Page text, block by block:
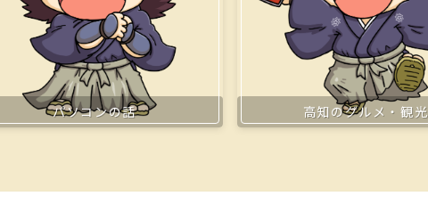
パソコンの話 高知のグルメ・観光